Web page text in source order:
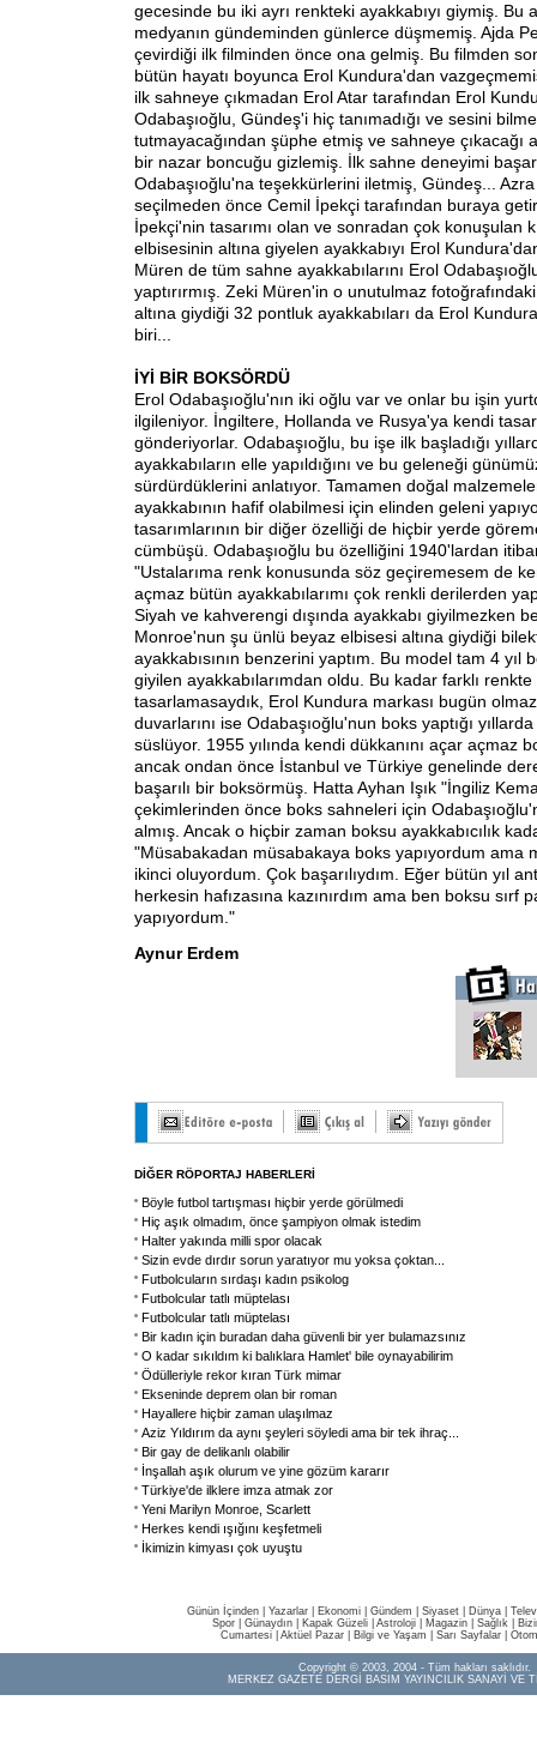
gecesinde bu iki ayrı renkteki ayakkabıyı giymiş. Bu
medyanın gündeminden günlerce düşmemiş. Ajda
çevirdiği ilk filminden önce ona gelmiş. Bu filmden
bütün hayatı boyunca Erol Kundura'dan
ilk sahneye çıkmadan Erol Atar tarafından Erol
Odabaşıoğlu, Gündeş'i hiç tanımadığı ve sesini
tutmayacağından şüphe etmiş ve sahneye çıkacağı
bir nazar boncuğu gizlemiş. İlk sahne deneyimi
Odabaşıoğlu'na teşekkürlerini iletmiş, Gündeş...
seçilmeden önce Cemil İpekçi tarafından buraya
İpekçi'nin tasarımı olan ve sonradan çok konuşulan
elbisesinin altına giyelen ayakkabıyı Erol
Müren de tüm sahne ayakkabılarını Erol
yaptırırmış. Zeki Müren'in o unutulmaz
altına giydiği 32 pontluk ayakkabıları da Erol
biri...
İYİ BİR BOKSÖRDÜ
Erol Odabaşıoğlu'nın iki oğlu var ve onlar bu işin
ilgileniyor. İngiltere, Hollanda ve Rusya'ya kendi
gönderiyorlar. Odabaşıoğlu, bu işe ilk başladığı
ayakkabıların elle yapıldığını ve bu geleneği
sürdürdüklerini anlatıyor. Tamamen doğal
ayakkabının hafif olabilmesi için elinden geleni
tasarımlarının bir diğer özelliği de hiçbir yerde
cümbüşü. Odabaşıoğlu bu özelliğini 1940'lardan
"Ustalarıma renk konusunda söz geçiremesem de
açmaz bütün ayakkabılarımı çok renkli derilerden
Siyah ve kahverengi dışında ayakkabı giyilmezken
Monroe'nun şu ünlü beyaz elbisesi altına giydiği
ayakkabısının benzerini yaptım. Bu model tam 4 yıl
giyilen ayakkabılarımdan oldu. Bu kadar farklı renkte
tasarlamasaydık, Erol Kundura markası bugün
duvarlarını ise Odabaşıoğlu'nun boks yaptığı
süslüyor. 1955 yılında kendi dükkanını açar açmaz
ancak ondan önce İstanbul ve Türkiye genelinde
başarılı bir boksörmüş. Hatta Ayhan Işık "İngiliz
çekimlerinden önce boks sahneleri için
almış. Ancak o hiçbir zaman boksu ayakkabıcılık
"Müsabakadan müsabakaya boks yapıyordum ama
ikinci oluyordum. Çok başarılıydım. Eğer bütün yıl
herkesin hafızasına kazınırdım ama ben boksu sırf
yapıyordum."
Aynur Erdem
DİĞER RÖPORTAJ HABERLERİ
Böyle futbol tartışması hiçbir yerde görülmedi
Hiç aşık olmadım, önce şampiyon olmak istedim
Halter yakında milli spor olacak
Sizin evde dırdır sorun yaratıyor mu yoksa çoktan
Futbolcuların sırdaşı kadın psikolog
Futbolcular tatlı müptelası
Futbolcular tatlı müptelası
Bir kadın için buradan daha güvenli bir yer bulamazsınız
O kadar sıkıldım ki balıklara Hamlet' bile oynayabilirim
Ödülleriyle rekor kıran Türk mimar
Ekseninde deprem olan bir roman
Hayallere hiçbir zaman ulaşılmaz
Aziz Yıldırım da aynı şeyleri söyledi ama bir tek ihraç
Bir gay de delikanlı olabilir
İnşallah aşık olurum ve yine gözüm kararır
Türkiye'de ilklere imza atmak zor
Yeni Marilyn Monroe, Scarlett
Herkes kendi ışığını keşfetmeli
İkimizin kimyası çok uyuştu
Günün İçinden Yazarlar Ekonomi Gündem Siyaset Dünya |
Spor
Günaydın Kapak Güzeli Astroloji Magazin Sağlık
Cumartesi
Aktüel Pazar Bilgi ve Yaşam Sarı Sayfalar
Copyright © 2003, 2004 - Tüm hakları saklıdır.
MERKEZ GAZETE DERGİ BASIM YAYINCILIK SANAYİ VE